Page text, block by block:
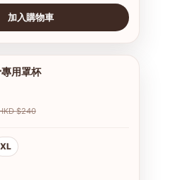
加入購物車
用罩杯
HKD $240
XL